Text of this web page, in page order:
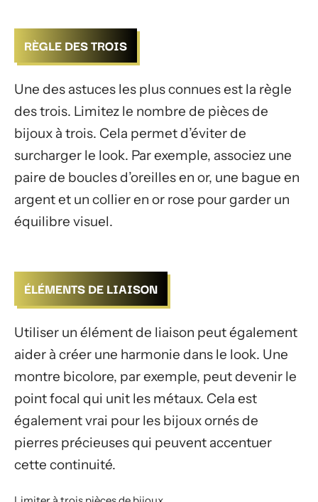
RÈGLE DES TROIS
Une des astuces les plus connues est la règle
des trois. Limitez le nombre de pièces de
bijoux à trois. Cela permet d’éviter de
surcharger le look. Par exemple, associez une
paire de boucles d’oreilles en or, une bague en
argent et un collier en or rose pour garder un
équilibre visuel.
ÉLÉMENTS DE LIAISON
Utiliser un élément de liaison peut également
aider à créer une harmonie dans le look. Une
montre bicolore, par exemple, peut devenir le
point focal qui unit les métaux. Cela est
également vrai pour les bijoux ornés de
pierres précieuses qui peuvent accentuer
cette continuité.